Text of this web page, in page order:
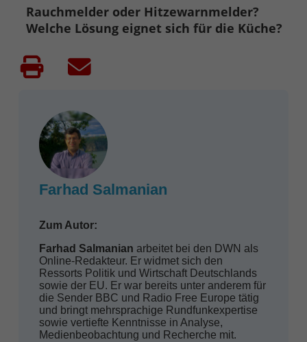
Rauchmelder oder Hitzewarnmelder?
Welche Lösung eignet sich für die Küche?
Farhad Salmanian
Zum Autor:
Farhad Salmanian arbeitet bei den DWN als
Online-Redakteur. Er widmet sich den
Ressorts Politik und Wirtschaft Deutschlands
sowie der EU. Er war bereits unter anderem für
die Sender BBC und Radio Free Europe tätig
und bringt mehrsprachige Rundfunkexpertise
sowie vertiefte Kenntnisse in Analyse,
Medienbeobachtung und Recherche mit.